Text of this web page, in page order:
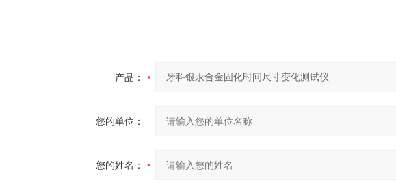
产品：
您的单位：
您的姓名：